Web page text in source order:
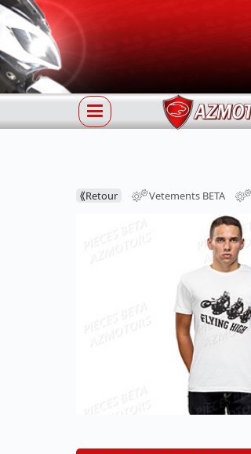
⟪Retour Vetements BETA